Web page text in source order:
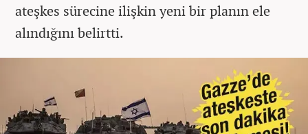
ateşkes sürecine ilişkin yeni bir planın ele
alındığını belirtti.